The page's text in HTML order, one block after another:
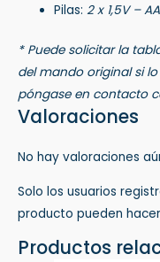
Pilas:2 x 1,5V –
* Puede solicitar la
del mando original si
póngase en contacto
Valoraciones
No hay valoraciones
Solo los usuarios
producto pueden
Productos